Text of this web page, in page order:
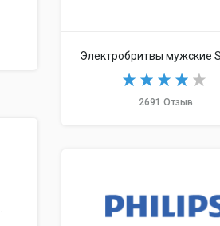
Электробритвы мужские
2691 Отзыв